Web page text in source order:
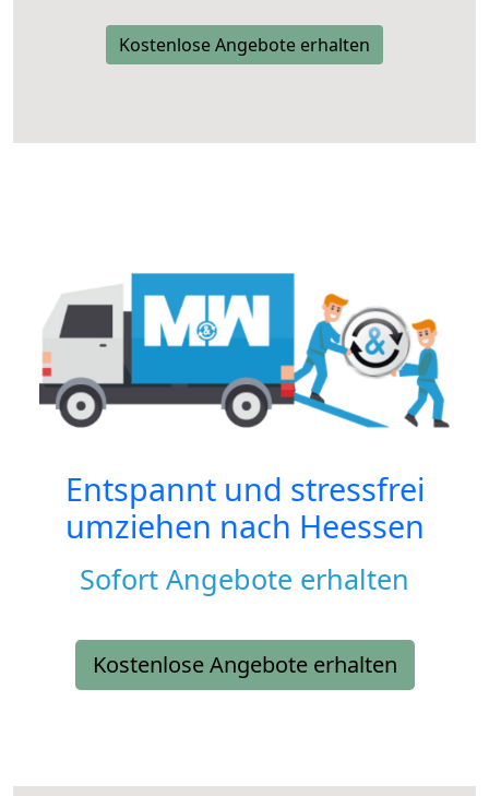
Kostenlose Angebote erhalten
Entspannt und stressfrei
umziehen nach Heessen
Sofort Angebote erhalten
Kostenlose Angebote erhalten